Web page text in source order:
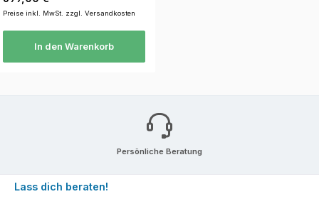
Preise inkl. MwSt. zzgl. Versandkosten
In den Warenkorb
Persönliche Beratung
Lass dich beraten!